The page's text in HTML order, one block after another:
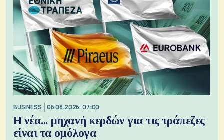
BUSINESS 06.08.2026, 07:00
Η νέα... μηχανή κερδών για τις τράπεζες
είναι τα ομόλογα